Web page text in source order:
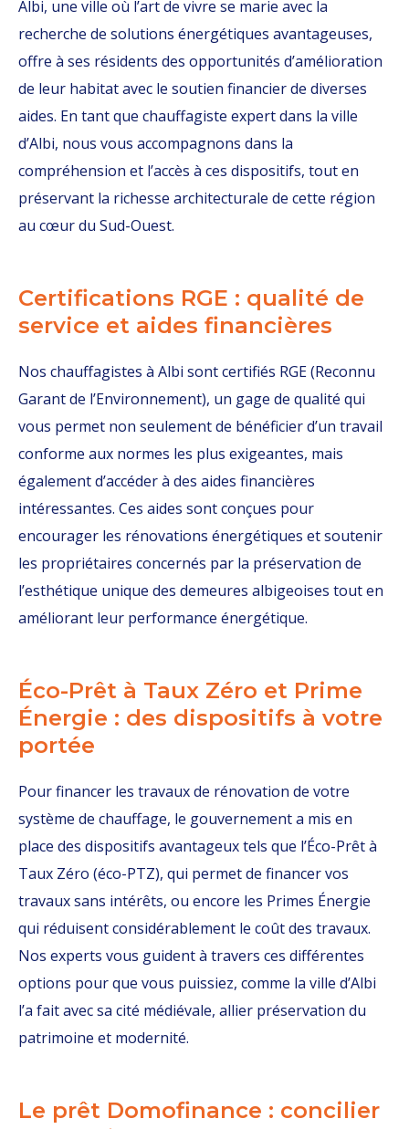
Albi, une ville où l’art de vivre se marie avec la
recherche de solutions énergétiques avantageuses,
offre à ses résidents des opportunités d’amélioration
de leur habitat avec le soutien financier de diverses
aides. En tant que chauffagiste expert dans la ville
d’Albi, nous vous accompagnons dans la
compréhension et l’accès à ces dispositifs, tout en
préservant la richesse architecturale de cette région
au cœur du Sud-Ouest.
Certifications RGE : qualité de
service et aides financières
Nos chauffagistes à Albi sont certifiés RGE (Reconnu
Garant de l’Environnement), un gage de qualité qui
vous permet non seulement de bénéficier d’un travail
conforme aux normes les plus exigeantes, mais
également d’accéder à des aides financières
intéressantes. Ces aides sont conçues pour
encourager les rénovations énergétiques et soutenir
les propriétaires concernés par la préservation de
l’esthétique unique des demeures albigeoises tout en
améliorant leur performance énergétique.
Éco-Prêt à Taux Zéro et Prime
Énergie : des dispositifs à votre
portée
Pour financer les travaux de rénovation de votre
système de chauffage, le gouvernement a mis en
place des dispositifs avantageux tels que l’Éco-Prêt à
Taux Zéro (éco-PTZ), qui permet de financer vos
travaux sans intérêts, ou encore les Primes Énergie
qui réduisent considérablement le coût des travaux.
Nos experts vous guident à travers ces différentes
options pour que vous puissiez, comme la ville d’Albi
l’a fait avec sa cité médiévale, allier préservation du
patrimoine et modernité.
Le prêt Domofinance : concilier